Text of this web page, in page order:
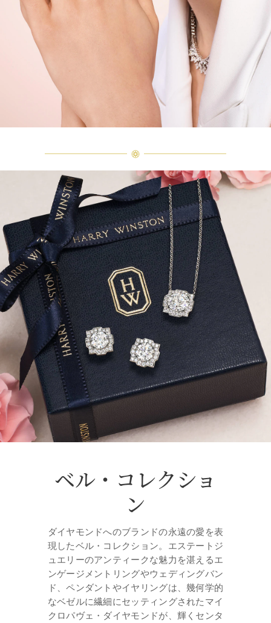
ベル・コレクショ
ン
ダイヤモンドへのブランドの永遠の愛を表
現したベル・コレクション。エステートジ
ュエリーのアンティークな魅力を湛えるエ
ンゲージメントリングやウェディングバン
ド、ペンダントやイヤリングは、幾何学的
なベゼルに繊細にセッティングされたマイ
クロパヴェ・ダイヤモンドが、輝くセンタ